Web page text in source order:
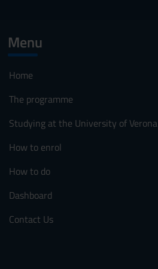
Menu
Home
The programme
Studying at the University of Verona
How to enrol
How to do
Dashboard
Contact Us